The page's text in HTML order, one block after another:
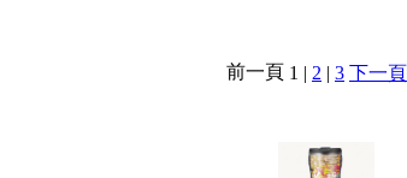
前一頁 1 | 2 | 3 下一頁